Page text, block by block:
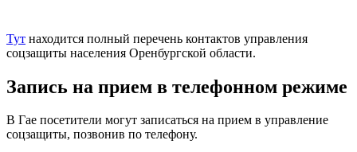
−
Тут находится полный перечень контактов управления
соцзащиты населения Оренбургской области.
Запись на прием в телефонном режиме
В Гае посетители могут записаться на прием в управление
соцзащиты, позвонив по телефону.